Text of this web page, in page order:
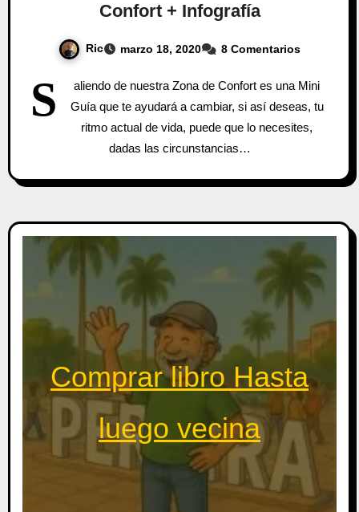
Confort + Infografía
Ric marzo 18, 2020 8 Comentarios
S
aliendo de nuestra Zona de Confort es una Mini
Guía que te ayudará a cambiar, si así deseas, tu
ritmo actual de vida, puede que lo necesites,
dadas las circunstancias…
Comprar libro Hasta
luego vecina